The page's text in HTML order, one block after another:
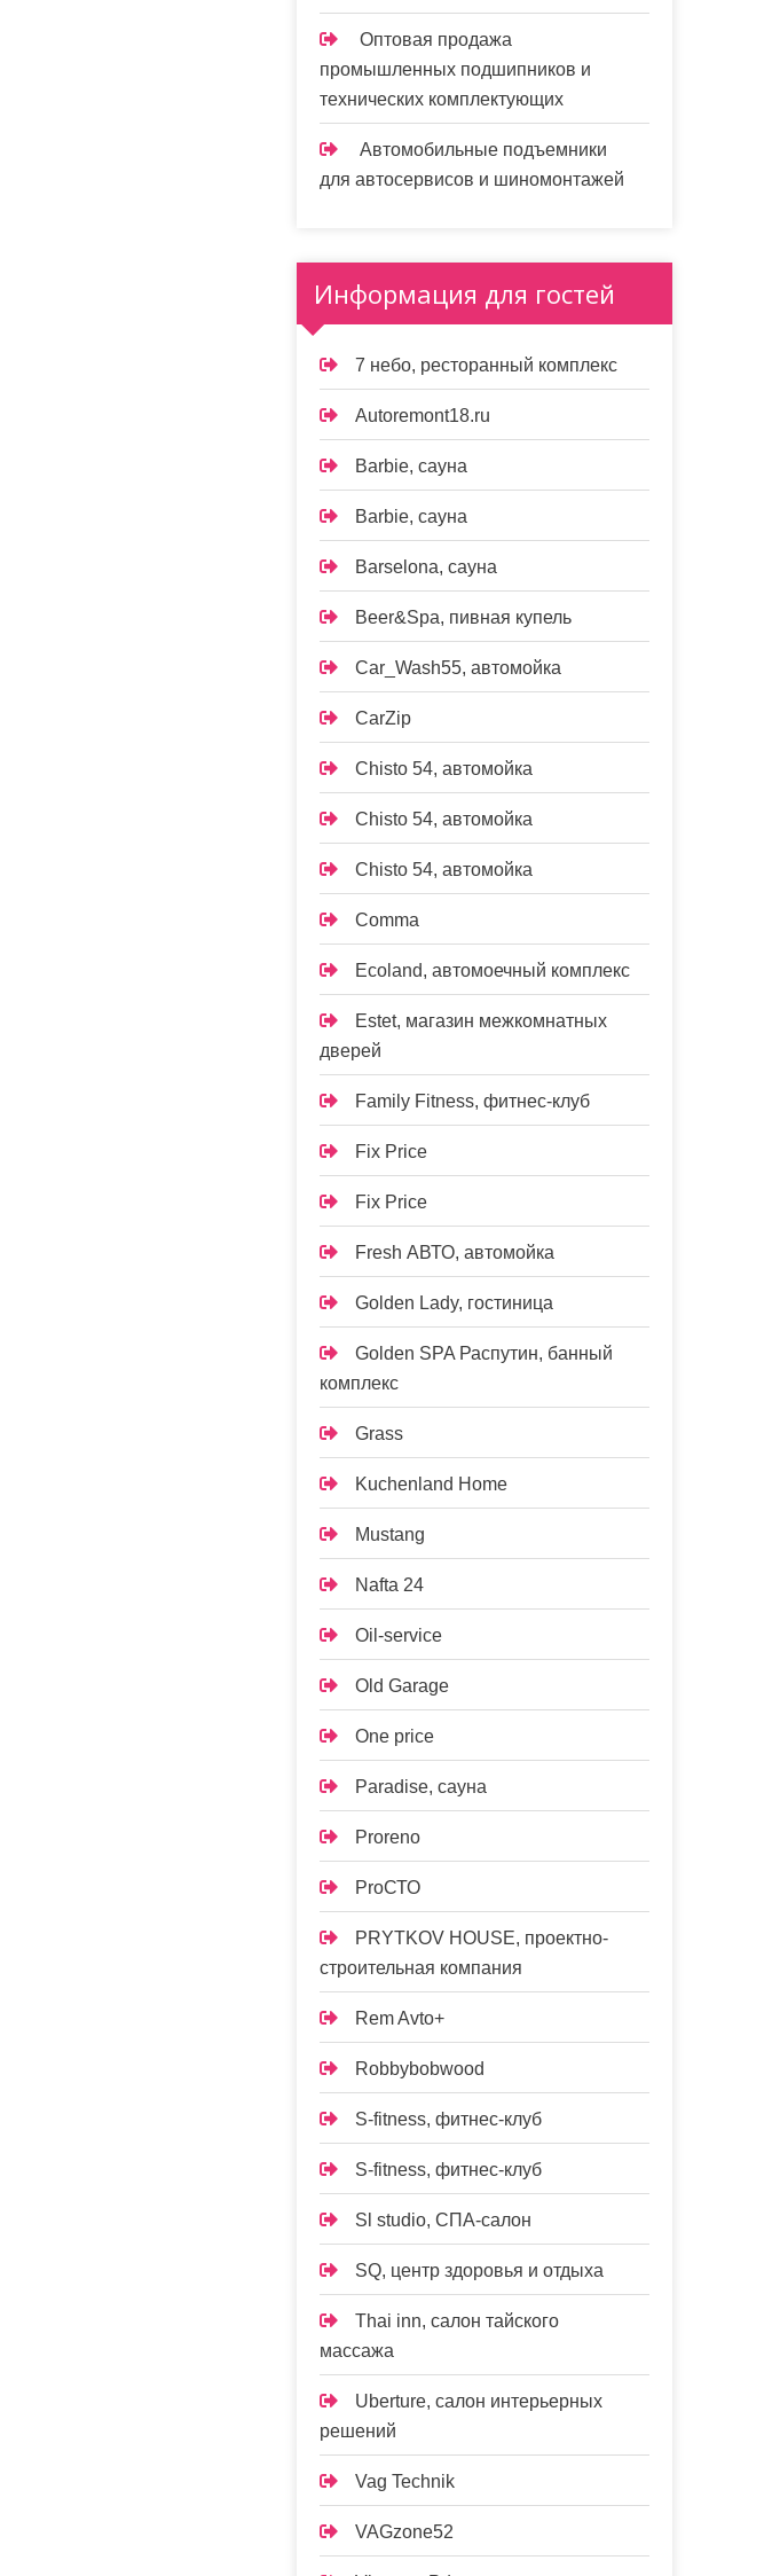
Оптовая продажа
промышленных подшипников и
технических комплектующих
Автомобильные подъемники
для автосервисов и шиномонтажей
Информация для гостей
7 небо, ресторанный комплекс
Autoremont18.ru
Barbie, сауна
Barbie, сауна
Barselona, сауна
Beer&Spa, пивная купель
Car_Wash55, автомойка
CarZip
Chisto 54, автомойка
Chisto 54, автомойка
Chisto 54, автомойка
Comma
Ecoland, автомоечный комплекс
Estet, магазин межкомнатных
дверей
Family Fitness, фитнес-клуб
Fix Price
Fix Price
Fresh АВТО, автомойка
Golden Lady, гостиница
Golden SPA Распутин, банный
комплекс
Grass
Kuchenland Home
Mustang
Nafta 24
Oil-service
Old Garage
One price
Paradise, сауна
Proreno
ProСТО
PRYTKOV HOUSE, проектно-
строительная компания
Rem Avto+
Robbybobwood
S-fitness, фитнес-клуб
S-fitness, фитнес-клуб
Sl studio, СПА-салон
SQ, центр здоровья и отдыха
Thai inn, салон тайского
массажа
Uberture, салон интерьерных
решений
Vag Technik
VAGzone52